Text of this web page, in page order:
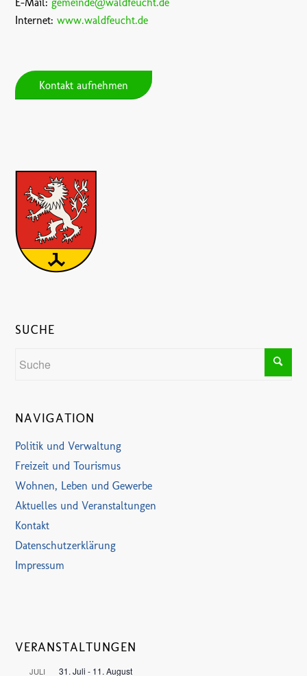
Internet:www.waldfeucht.de
Kontakt aufnehmen
SUCHE
NAVIGATION
Politik und Verwaltung
Freizeit und Tourismus
Wohnen, Leben und Gewerbe
Aktuelles und Veranstaltungen
Kontakt
Datenschutzerklärung
Impressum
VERANSTALTUNGEN
JULI 31. Juli - 11. August